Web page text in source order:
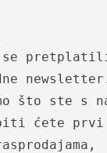
se
što ste s
ćete